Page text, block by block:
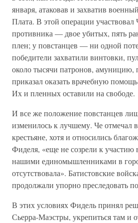
января, атаковав и захватив
Плата. В этой операции участвовал
противника — двое убитых, пять
плен; у повстанцев — ни одной
победители захватили винтовки,
около тысячи патронов, амуницию,
приказал оказать врачебную
Их и пленных оставили на свободе.
И все же положение повстанцев
изменилось к лучшему. Че отмечал
крестьяне, хотя и относились
Фиделя, «еще не созрели к участию
нашими единомышленниками в
отсутствовала». Батистовские
продолжали упорно преследовать
В этих условиях Фидель принял
Сьерра-Маэстры, укрепиться там и